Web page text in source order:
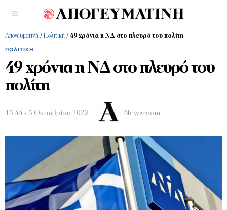
Απογευματινή / Πολιτική / 49 χρόνια η ΝΔ στο πλευρό του πολίτη
ΠΟΛΙΤΙΚΉ
49 χρόνια η ΝΔ στο πλευρό του
πολίτη
15:44 - 5 Οκτωβρίου 2023 Newsroom